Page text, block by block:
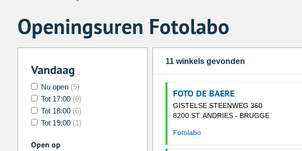
Openingsuren Fotolabo
Vandaag
Nu open (5)
Tot 17:00 (6)
Tot 18:00 (6)
Tot 19:00 (1)
Open op
11 winkels gevonden
FOTO DE BAERE
GISTELSE STEENWEG 360
8200 ST. ANDRIES - BRUGGE
Fotolabo